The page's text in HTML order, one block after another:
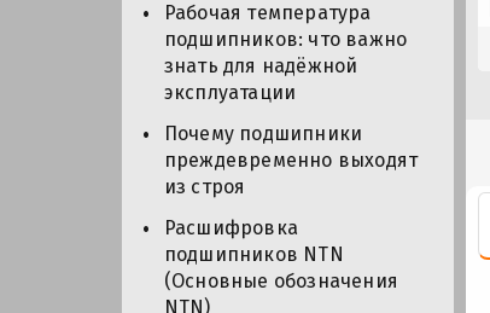
Рабочая температура
подшипников: что важно
знать для надёжной
эксплуатации
Почему подшипники
преждевременно выходят
из строя
Расшифровка
подшипников NTN
(Основные обозначения
NTN)